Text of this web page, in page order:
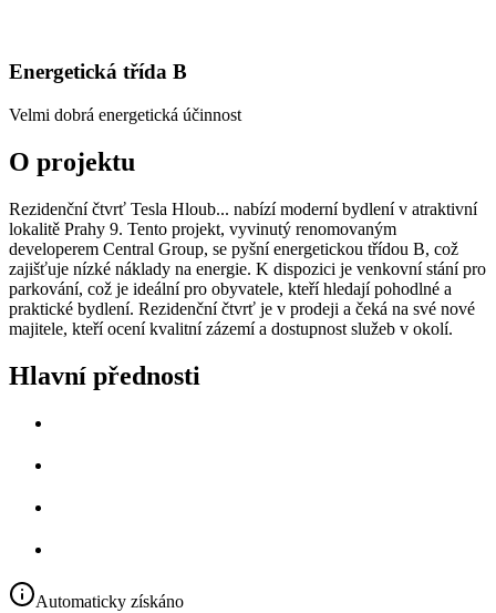
Energetická třída B
Velmi dobrá energetická účinnost
O projektu
Rezidenční čtvrť Tesla Hloub... nabízí moderní bydlení v atraktivní
lokalitě Prahy 9. Tento projekt, vyvinutý renomovaným
developerem Central Group, se pyšní energetickou třídou B, což
zajišťuje nízké náklady na energie. K dispozici je venkovní stání pro
parkování, což je ideální pro obyvatele, kteří hledají pohodlné a
praktické bydlení. Rezidenční čtvrť je v prodeji a čeká na své nové
majitele, kteří ocení kvalitní zázemí a dostupnost služeb v okolí.
Hlavní přednosti
Automaticky získáno